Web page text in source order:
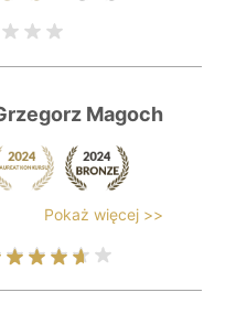
Magoch
Pokaż więcej >>